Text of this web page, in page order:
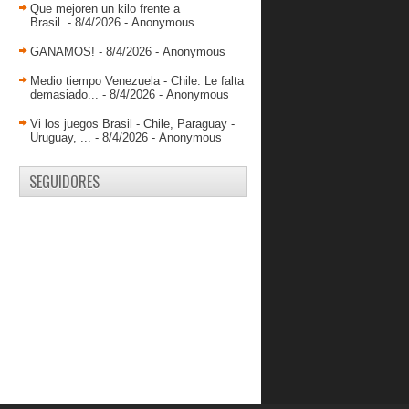
Franger Pirela debuta en la liga EBA
de España
Victoria agónica de Gladiadores
Segundo triunfo para Llaneros
Consolidado en la punta
Centauros batalló y venció
Conociendo a David Venero
Llaneros niveló su récord
Que mejoren un kilo frente a
Brasil. - 8/4/2026 - Anonymous
GANAMOS! - 8/4/2026 - Anonymous
Medio tiempo Venezuela - Chile. Le falta
demasiado... - 8/4/2026 - Anonymous
Vi los juegos Brasil - Chile, Paraguay -
Uruguay, ... - 8/4/2026 - Anonymous
SEGUIDORES